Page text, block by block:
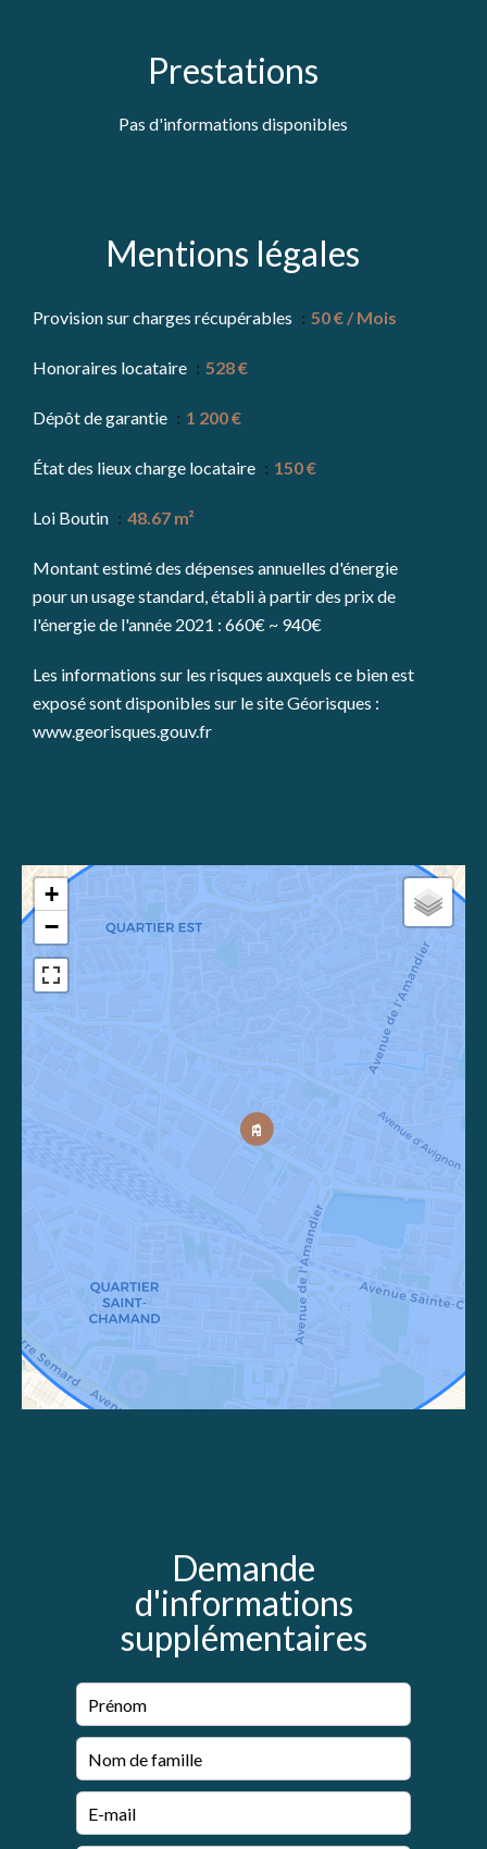
Prestations
Pas d'informations disponibles
Mentions légales
Provision sur charges récupérables 50 € / Mois
Honoraires locataire 528 €
Dépôt de garantie 1 200 €
État des lieux charge locataire 150 €
Loi Boutin 48.67 m²
Montant estimé des dépenses annuelles d'énergie
pour un usage standard, établi à partir des prix de
l'énergie de l'année 2021 : 660€ ~ 940€
Les informations sur les risques auxquels ce bien est
exposé sont disponibles sur le site Géorisques :
www.georisques.gouv.fr
+
−
Demande
d'informations
supplémentaires